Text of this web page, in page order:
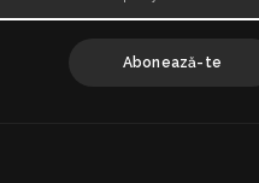
Abonează-te